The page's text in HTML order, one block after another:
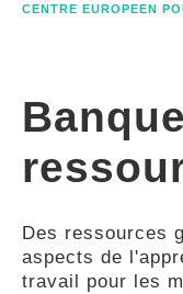
COMPÉTENCES
GUIDES
CENTRE EUROPEEN
Des ressources
aspects de
travail pour les